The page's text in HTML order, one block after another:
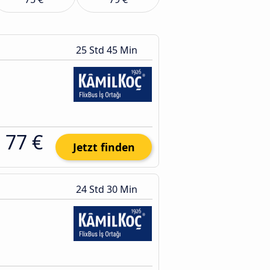
25 Std 45 Min
77 € Jetzt finden
24 Std 30 Min